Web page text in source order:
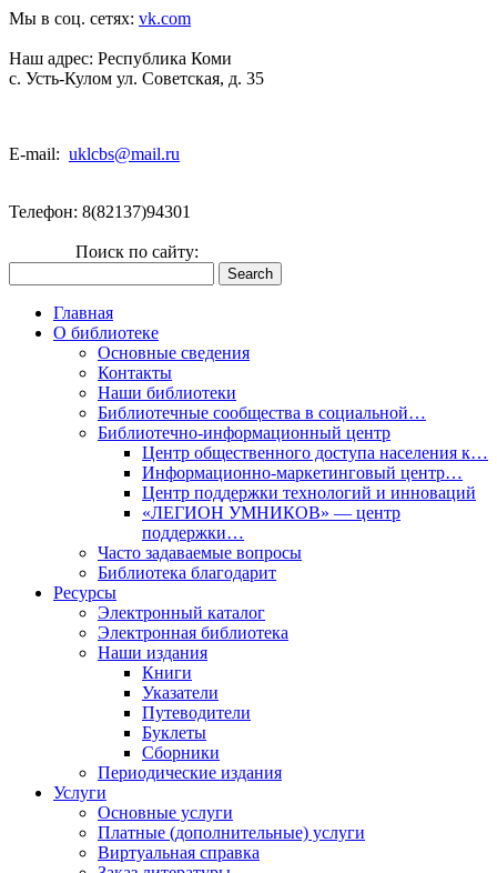
Мы в соц. сетях: vk.com
Наш адрес: Республика Коми
с. Усть-Кулом ул. Советская, д. 35
E-mail: uklcbs@mail.ru
Телефон: 8(82137)94301
Поиск по сайту:
Главная
О библиотеке
Основные сведения
Контакты
Наши библиотеки
Библиотечные сообщества в социальной…
Библиотечно-информационный центр
Центр общественного доступа населения к…
Информационно-маркетинговый центр…
Центр поддержки технологий и инноваций
«ЛЕГИОН УМНИКОВ» — центр
поддержки…
Часто задаваемые вопросы
Библиотека благодарит
Ресурсы
Электронный каталог
Электронная библиотека
Наши издания
Книги
Указатели
Путеводители
Буклеты
Сборники
Периодические издания
Услуги
Основные услуги
Платные (дополнительные) услуги
Виртуальная справка